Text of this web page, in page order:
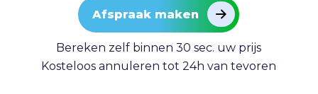
Afspraak maken
Bereken zelf binnen 30 sec. uw prijs
Kosteloos annuleren tot 24h van tevoren